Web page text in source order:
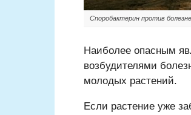
Споробактерин против
Наиболее опасным
возбудителями
молодых растений.
Если растение уже